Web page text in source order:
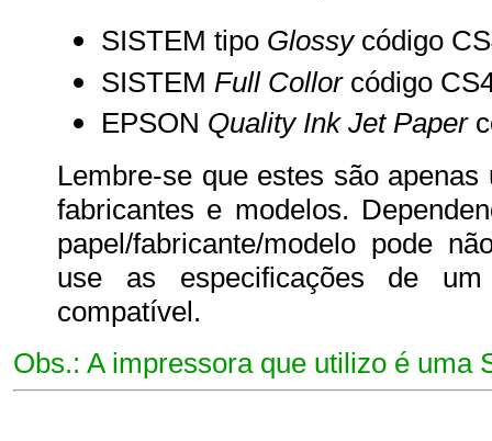
SISTEM tipo Glossycódigo
SISTEM Full Collorcódigo
EPSON Quality Ink Jet Paper
Lembre-se que estes são
fabricantes e modelos.
papel/fabricante/modelo pode
use as especificações de
compatível.
Obs.: A impressora que utilizo é uma